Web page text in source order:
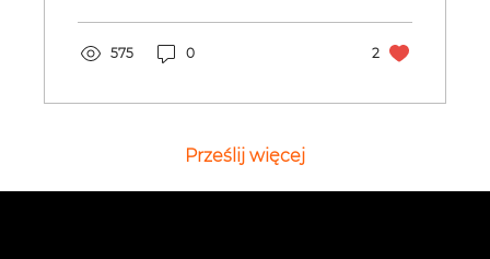
575 0 2
Prześlij więcej